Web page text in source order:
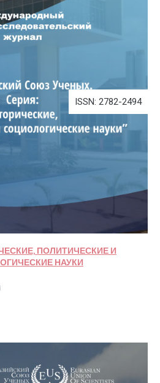
ПОЛИТИЧЕСКИЕ И
НАУКИ
ISSN: 2782-2494